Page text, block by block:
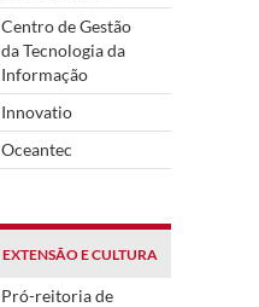
Centro de Gestão
da Tecnologia da
Informação
Innovatio
Oceantec
EXTENSÃO E CULTURA
Pró-reitoria de